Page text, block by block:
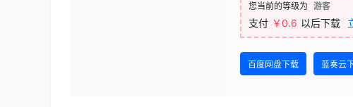
您当前的等级为 游客
支付 ￥0.6 以后下载
百度网盘下载 蓝奏云